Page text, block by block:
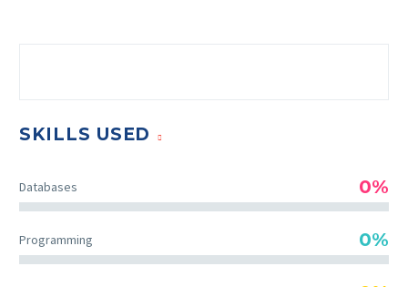
SKILLS USED
Databases 0%
Programming 0%